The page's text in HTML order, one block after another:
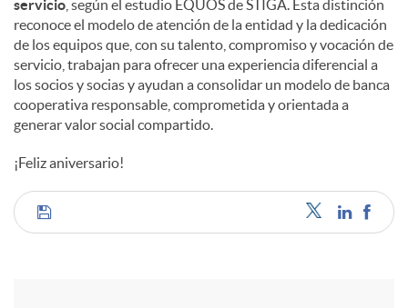
servicio , según el estudio EQUOS de STIGA. Esta distinción
reconoce el modelo de atención de la entidad y la dedicación
de los equipos que, con su talento, compromiso y vocación de
servicio, trabajan para ofrecer una experiencia diferencial a
los socios y socias y ayudan a consolidar un modelo de banca
cooperativa responsable, comprometida y orientada a
generar valor social compartido.
¡Feliz aniversario!
C